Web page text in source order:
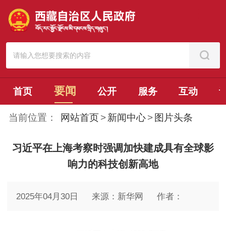
首页 要闻 公开 服务 互动
当前位置： 网站首页 > 新闻中心 > 图片头条
习近平在上海考察时强调加快建成具有全球影
响力的科技创新高地
2025年04月30日 来源：新华网 作者：